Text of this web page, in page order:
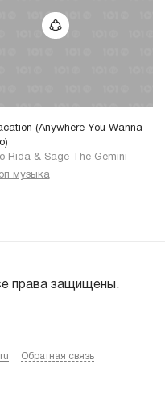
(Anywhere You Wanna
Rida & Sage The Gemini
музыка
права защищены.
Обратная связь